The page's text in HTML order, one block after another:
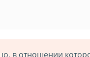
в отношении